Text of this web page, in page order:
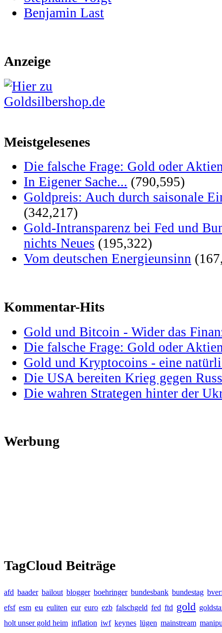
Benjamin Last
Anzeige
Meistgelesenes
Die falsche Frage: Gold oder
In Eigener Sache... (790,595)
Goldpreis: Auch durch saisonale
(342,217)
Gold-Intransparenz bei Fed und
nichts Neues (195,322)
Vom deutschen Energieunsinn
Kommentar-Hits
Gold und Bitcoin - Wider das
Die falsche Frage: Gold oder
Gold und Kryptocoins - eine
Die USA bereiten Krieg gegen
Die wahren Strategen hinter der
Werbung
TagCloud Beiträge
afd baader bailout blogger boehringer bundesbank bundestag
efsf esm eu euliten eur euro ezb falschgeld fed ftd gold
holt unser gold heim inflation iwf keynes lügen mainstream